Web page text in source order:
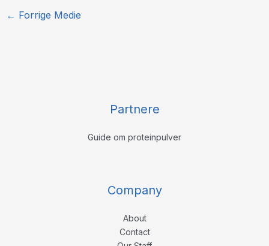
← Forrige Medie
Partnere
Guide om proteinpulver
Company
About
Contact